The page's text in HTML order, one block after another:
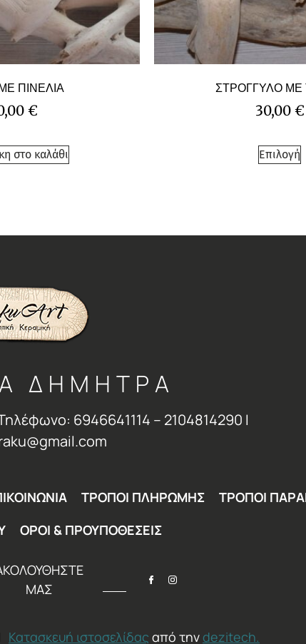
ΠΙΝΕΛΙΑ
€
στο καλάθι
ΣΤΡΟΓΓΥΛΟ ΜΕ
30,00 €
Επιλογή
ΔΗΜΗΤΡΑ
6946641114 – 2104814290 Ι
ΤΡΟΠΟΙ ΠΛΗΡΩΜΗΣ
ΤΡΟΠΟΙ
ΟΡΟΙ & ΠΡΟΥΠΟΘΕΣΕΙΣ
ΜΑΣ
Κατασκευή ιστοσελίδας από την dezitech.